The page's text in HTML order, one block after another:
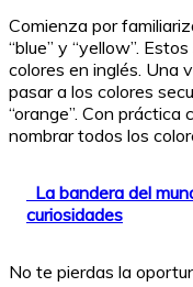
Comienza por
“blue” y “yellow”.
colores en inglés. Una
pasar a los colores
“orange”. Con
nombrar todos los
La bandera del
curiosidades
No te pierdas la